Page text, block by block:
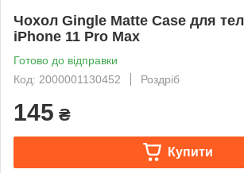
Чохол Gingle Matte Case для
iPhone 11 Pro Max
Готово до відправки
Код: 2000001130452
Роздріб
145 ₴
Купити